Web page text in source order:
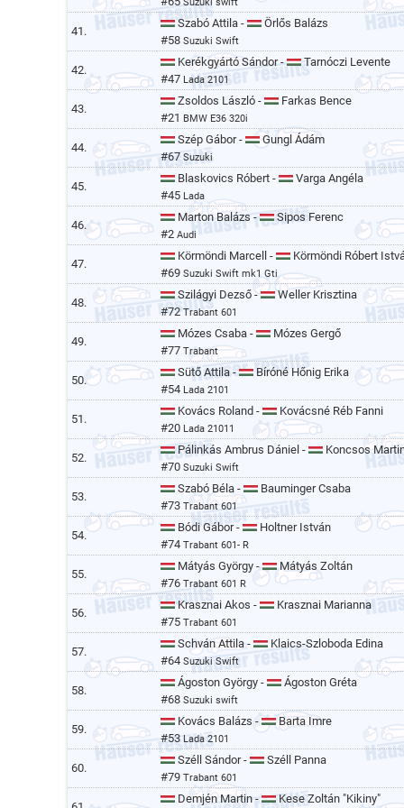
41.
Szabó Attila -
Örlős Balázs
#58 Suzuki Swift
42.
Kerékgyártó Sándor -
Tarnóczi Levente
#47 Lada 2101
43.
Zsoldos László -
Farkas Bence
#21 BMW E36 320i
44.
Szép Gábor -
Gungl Ádám
#67 Suzuki
45.
Blaskovics Róbert -
Varga Angéla
#45 Lada
46.
Marton Balázs -
Sipos Ferenc
#2 Audi
47.
Körmöndi Marcell -
Körmöndi Róbert
#69 Suzuki Swift mk1 Gti
48.
Szilágyi Dezső -
Weller Krisztina
#72 Trabant 601
49.
Mózes Csaba -
Mózes Gergő
#77 Trabant
50.
Sütő Attila -
Bíróné Hőnig Erika
#54 Lada 2101
51.
Kovács Roland -
Kovácsné Réb Fanni
#20 Lada 21011
52.
Pálinkás Ambrus Dániel -
Koncsos
#70 Suzuki Swift
53.
Szabó Béla -
Bauminger Csaba
#73 Trabant 601
54.
Bódi Gábor -
Holtner István
#74 Trabant 601- R
55.
Mátyás György -
Mátyás Zoltán
#76 Trabant 601 R
56.
Krasznai Akos -
Krasznai Marianna
#75 Trabant 601
57.
Schván Attila -
Klaics-Szloboda Edina
#64 Suzuki Swift
58.
Ágoston György -
Ágoston Gréta
#68 Suzuki swift
59.
Kovács Balázs -
Barta Imre
#53 Lada 2101
60.
Széll Sándor -
Széll Panna
#79 Trabant 601
Demjén Martin - Kese Zoltán "Kikiny"